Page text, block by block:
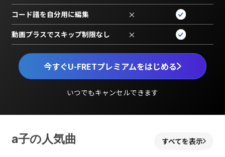
今すぐU-FRETプレミアムをはじめる
いつでもキャンセルできます
コード譜を自分用に編集 ×
動画プラスでスキップ制限なし ×
a子の人気曲 すべてを表示